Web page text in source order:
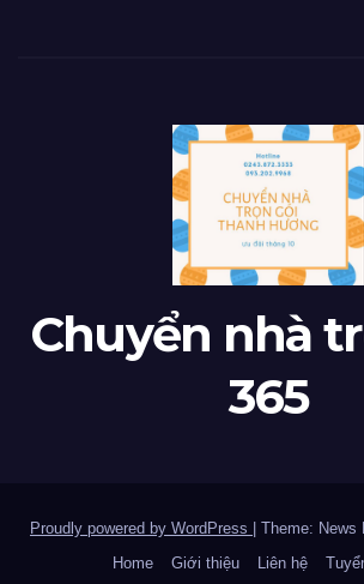
Chuyển nhà
365
Proudly powered by WordPress Theme: News
Home
Giới thiệu Liên hệ